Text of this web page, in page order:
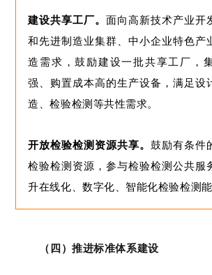
建设共享工厂。面向高新技术产业开
和先进制造业集群、中小企业特色产
造需求，鼓励建设一批共享工厂，
强、购置成本高的生产设备，满足设
造、检验检测等共性需求。
开放检验检测资源共享。鼓励有条件
检验检测资源，参与检验检测公共服
升在线化、数字化、智能化检验检测能
（四）推进标准体系建设